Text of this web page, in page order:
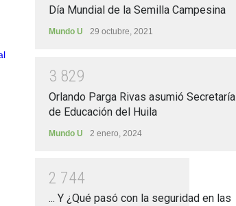
Día Mundial de la Semilla Campesina
Mundo U 29 octubre, 2021
3 829
Orlando Parga Rivas asumió Secretaría
de Educación del Huila
Mundo U 2 enero, 2024
2 744
... Y ¿Qué pasó con la seguridad en las